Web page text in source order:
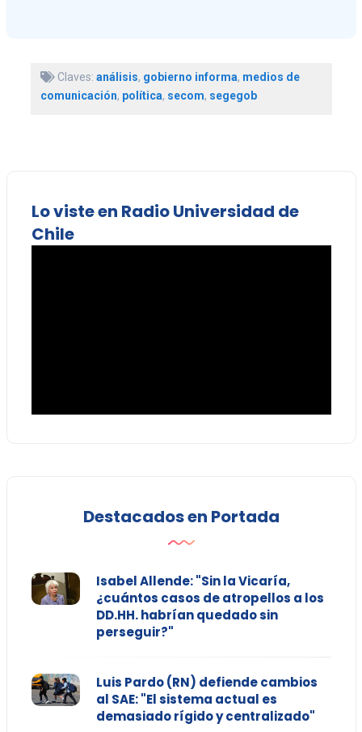
Claves: análisis, gobierno informa, medios de
comunicación, política, secom, segegob
Lo viste en Radio Universidad de
Chile
Destacados en Portada
Isabel Allende: "Sin la Vicaría,
¿cuántos casos de atropellos a los
DD.HH. habrían quedado sin
perseguir?"
Luis Pardo (RN) defiende cambios
al SAE: "El sistema actual es
demasiado rígido y centralizado"